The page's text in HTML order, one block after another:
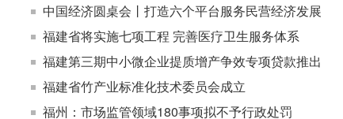
中国经济圆桌会丨打造六个平台服务民营经济发展
福建省将实施七项工程 完善医疗卫生服务体系
福建第三期中小微企业提质增产争效专项贷款推出
福建省竹产业标准化技术委员会成立
福州：市场监管领域180事项拟不予行政处罚